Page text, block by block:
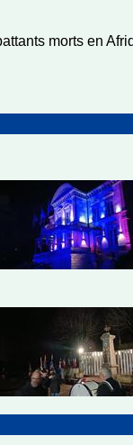
morts en